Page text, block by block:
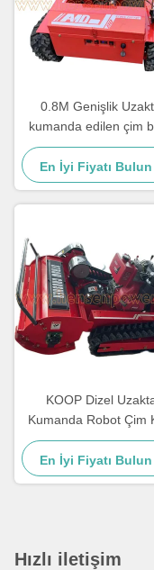
0.8M Genişlik
kumanda edilen çim
makinesi Ticari
kumanda edilen çim
makinesi
En İyi Fiyatı Bulun
KOOP Dizel
Kumanda Robot Çim
12 HP Tepelere
Kısıcı
En İyi Fiyatı Bulun
Hızlı iletişim